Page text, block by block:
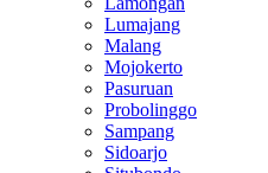
Lumajang
Malang
Mojokerto
Pasuruan
Probolinggo
Sampang
Sidoarjo